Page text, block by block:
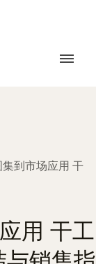
集到市场应用 干
用 干工